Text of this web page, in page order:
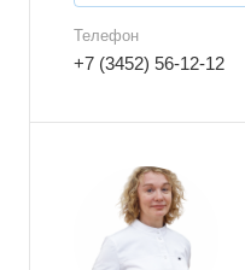
Телефон
+7 (3452) 56-12-12